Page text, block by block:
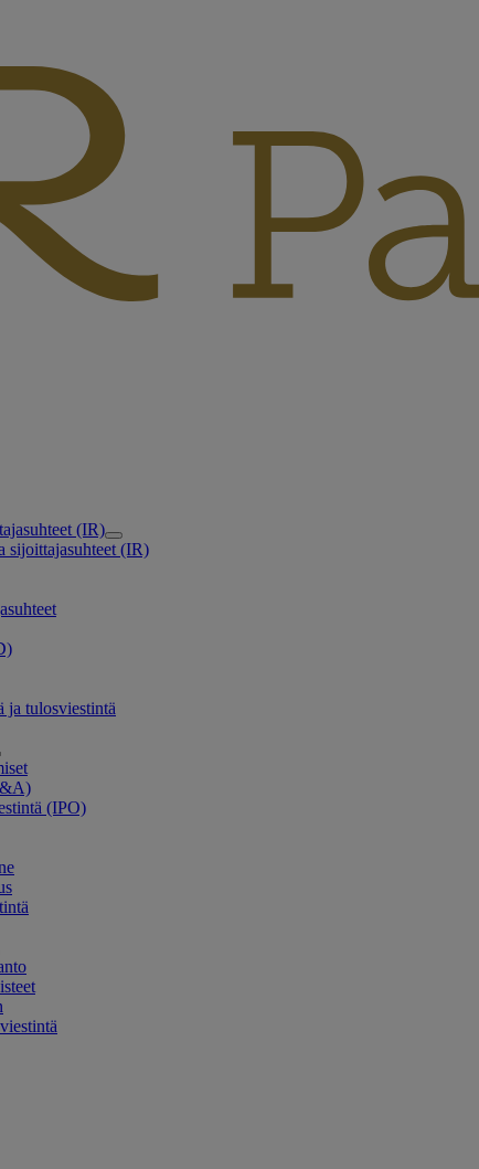
(IR)
sijoittajasuhteet (IR)
ja tulosviestintä
(IPO)